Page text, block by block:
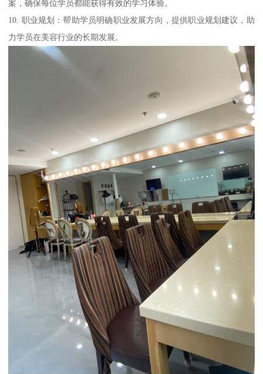
案，确保每位学员都能获得有效的学习体验。
10. 职业规划：帮助学员明确职业发展方向，提供职业规划建议，助
力学员在美容行业的长期发展。